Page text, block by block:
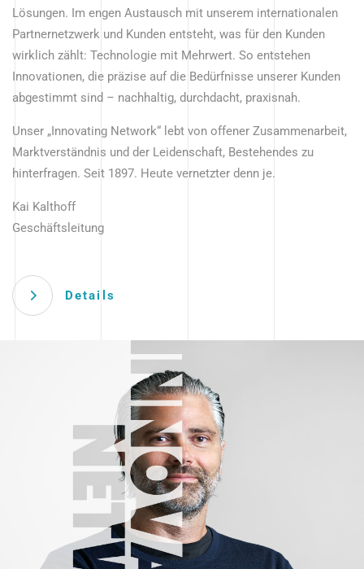
Lösungen. Im engen Austausch mit unserem internationalen
Partnernetzwerk und Kunden entsteht, was für den Kunden
wirklich zählt: Technologie mit Mehrwert. So entstehen
Innovationen, die präzise auf die Bedürfnisse unserer Kunden
abgestimmt sind – nachhaltig, durchdacht, praxisnah.
Unser „Innovating Network“ lebt von offener Zusammenarbeit,
Marktverständnis und der Leidenschaft, Bestehendes zu
hinterfragen. Seit 1897. Heute vernetzter denn je.
Kai Kalthoff
Geschäftsleitung
Details